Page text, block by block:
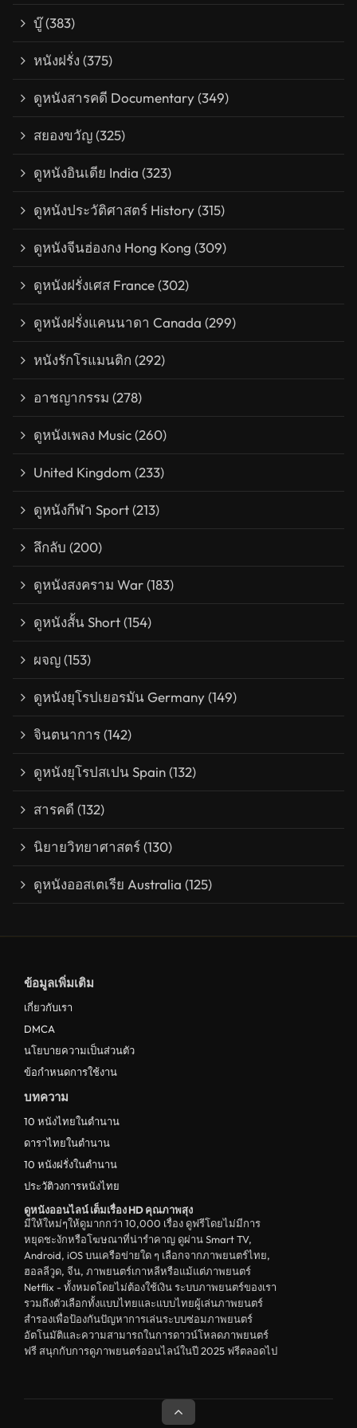
บู๊(383)
หนังฝรั่ง (375)
ดูหนังสารคดี Documentary(349)
สยองขวัญ(325)
ดูหนังอินเดีย India (323)
ดูหนังประวัติศาสตร์ History(315)
ดูหนังจีนฮ่องกง Hong Kong (309)
ดูหนังฝรั่งเศส France(302)
ดูหนังฝรั่งแคนนาดา Canada (299)
หนังรักโรแมนติก (292)
อาชญากรรม (278)
ดูหนังเพลง Music(260)
United Kingdom (233)
ดูหนังกีฬา Sport(213)
ลึกลับ (200)
ดูหนังสงคราม War(183)
ดูหนังสั้น Short(154)
ผจญ(153)
ดูหนังยุโรปเยอรมัน Germany(149)
จินตนาการ(142)
ดูหนังยุโรปสเปน Spain(132)
สารคดี (132)
นิยายวิทยาศาสตร์(130)
ดูหนังออสเตเรีย Australia (125)
ข้อมูลเพิ่มเติม
เกี่ยวกับเรา
DMCA
นโยบายความเป็นส่วนตัว
ข้อกำหนดการใช้งาน
บทความ
10 หนังไทยในตำนาน
ดาราไทยในตำนาน
10 หนังฝรั่งในตำนาน
ประวัติวงการหนังไทย
ดูหนังออนไลน์ เต็มเรื่อง HD คุณภาพสุง
มีให้ใหม่ๆให้ดูมากกว่า 10,000 เรื่อง ดูฟรีโดยไม่มีการ
หยุดชะงักหรือโฆษณาที่น่ารำคาญ ดูผ่าน Smart TV,
Android, iOS บนเครือข่ายใด ๆ เลือกจากภาพยนตร์ไทย,
ฮอลลีวูด, จีน, ภาพยนตร์เกาหลีหรือแม้แต่ภาพยนตร์
Netflix - ทั้งหมดโดยไม่ต้องใช้เงิน ระบบภาพยนตร์ของเรา
รวมถึงตัวเลือกทั้งแบบไทยและแบบไทยผู้เล่นภาพยนตร์
สำรองเพื่อป้องกันปัญหาการเล่นระบบซ่อมภาพยนตร์
อัตโนมัติและความสามารถในการดาวน์โหลดภาพยนตร์
ฟรี สนุกกับการดูภาพยนตร์ออนไลน์ในปี 2025 ฟรีตลอดไป